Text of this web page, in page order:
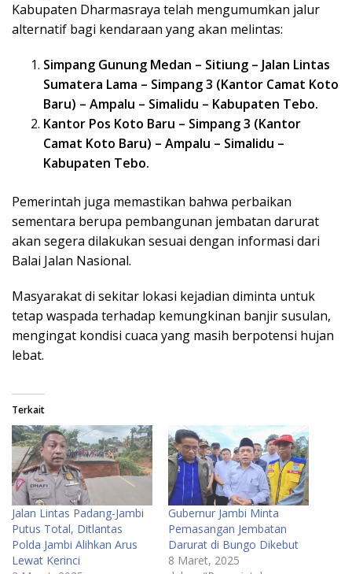
Kabupaten Dharmasraya telah mengumumkan jalur
alternatif bagi kendaraan yang akan melintas:
Simpang Gunung Medan – Sitiung – Jalan Lintas
Sumatera Lama – Simpang 3 (Kantor Camat Koto
Baru) – Ampalu – Simalidu – Kabupaten Tebo.
Kantor Pos Koto Baru – Simpang 3 (Kantor
Camat Koto Baru) – Ampalu – Simalidu –
Kabupaten Tebo.
Pemerintah juga memastikan bahwa perbaikan
sementara berupa pembangunan jembatan darurat
akan segera dilakukan sesuai dengan informasi dari
Balai Jalan Nasional.
Masyarakat di sekitar lokasi kejadian diminta untuk
tetap waspada terhadap kemungkinan banjir susulan,
mengingat kondisi cuaca yang masih berpotensi hujan
lebat.
Terkait
Jalan Lintas Padang-Jambi
Putus Total, Ditlantas
Polda Jambi Alihkan Arus
Lewat Kerinci
Gubernur Jambi Minta
Pemasangan Jembatan
Darurat di Bungo Dikebut
8 Maret, 2025